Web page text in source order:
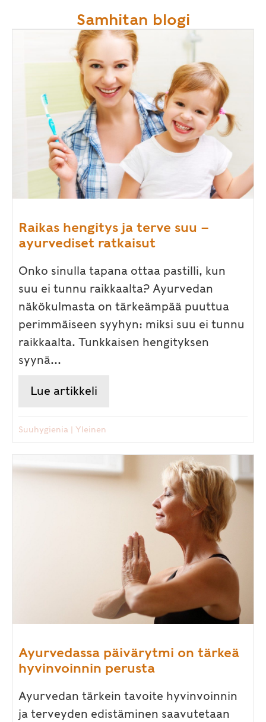
Samhitan blogi
Raikas hengitys ja terve suu –
ayurvediset ratkaisut
Onko sinulla tapana ottaa pastilli, kun
suu ei tunnu raikkaalta? Ayurvedan
näkökulmasta on tärkeämpää puuttua
perimmäiseen syyhyn: miksi suu ei tunnu
raikkaalta. Tunkkaisen hengityksen
syynä...
Lue artikkeli
Suuhygienia | Yleinen
Ayurvedassa päivärytmi on tärkeä
hyvinvoinnin perusta
Ayurvedan tärkein tavoite hyvinvoinnin
ja terveyden edistäminen saavutetaan